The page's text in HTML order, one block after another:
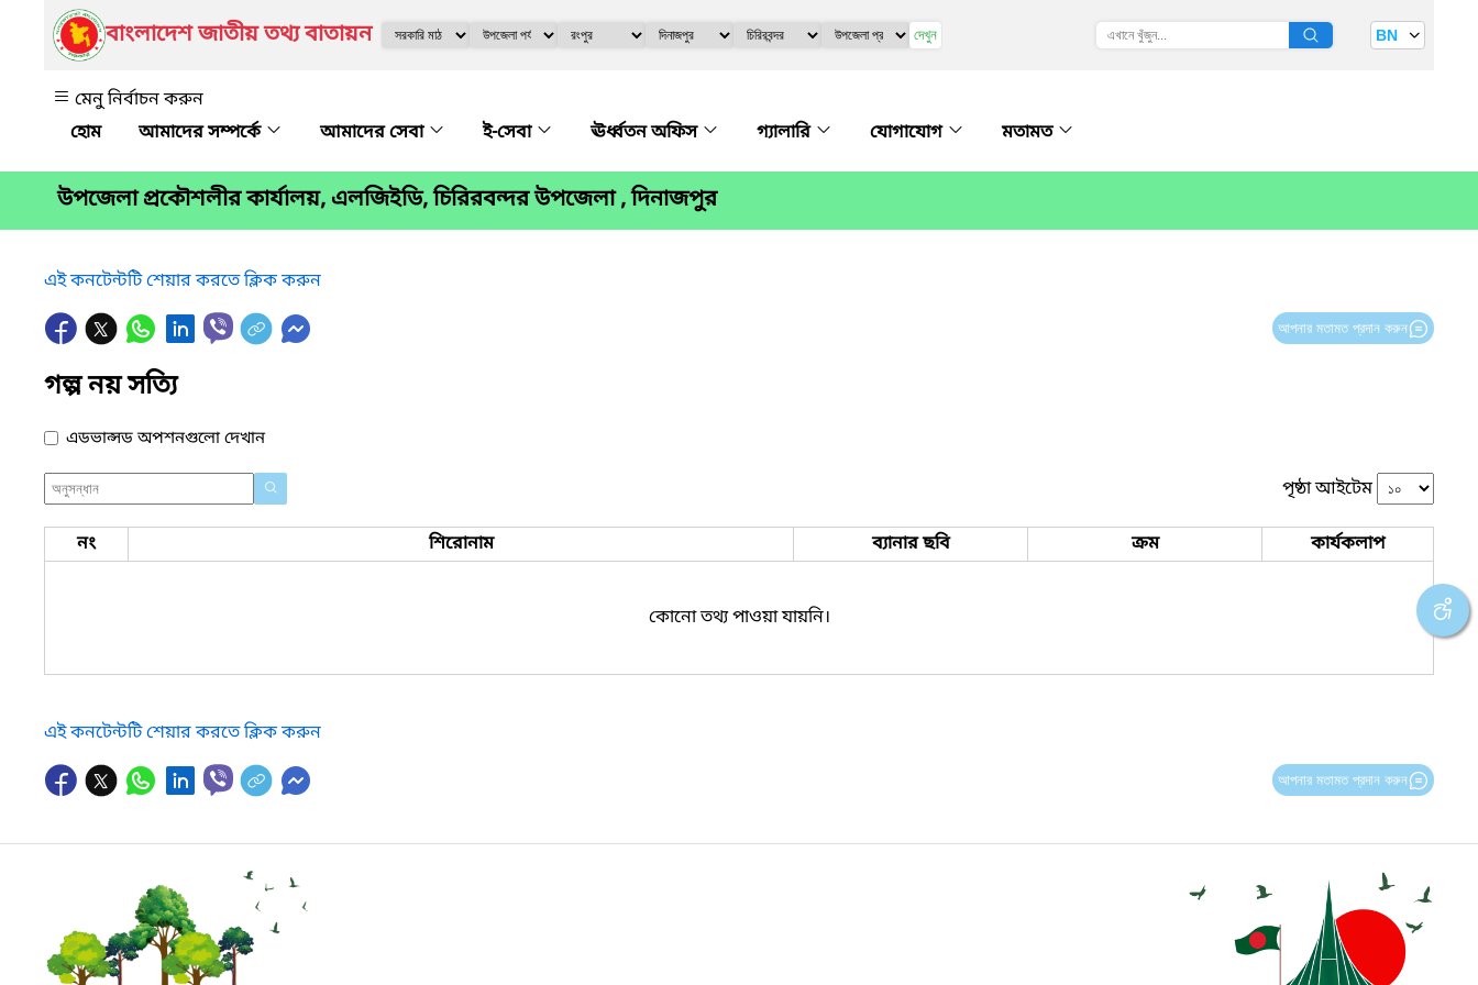
বাংলাদেশ জাতীয় তথ্য বাতায়ন দেখুন BN
মেনু নির্বাচন করুন
আমাদের সম্পর্কে
আমাদের সেবা ই-সেবা ঊর্ধ্বতন অফিস গ্যালারি যোগাযোগ মতামত
উপজেলা প্রকৌশলীর কার্যালয়, এলজিইডি, চিরিরবন্দর উপজেলা , দিনাজপুর
এই কনটেন্টটি শেয়ার করতে ক্লিক করুন
আপনার মতামত প্রদান করুন
গল্প নয় সত্যি
এডভান্সড অপশনগুলো দেখান
পৃষ্ঠা আইটেম
নং শিরোনাম ব্যানার ছবি ক্রম কার্যকলাপ
কোনো তথ্য পাওয়া যায়নি।
এই কনটেন্টটি শেয়ার করতে ক্লিক করুন
আপনার মতামত প্রদান করুন